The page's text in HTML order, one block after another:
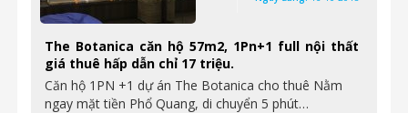
The Botanica căn hộ 57m2, 1Pn+1 full nội thất
giá thuê hấp dẫn chỉ 17 triệu.
Căn hộ 1PN +1 dự án The Botanica cho thuê Nằm
ngay mặt tiền Phổ Quang, di chuyển 5 phút…